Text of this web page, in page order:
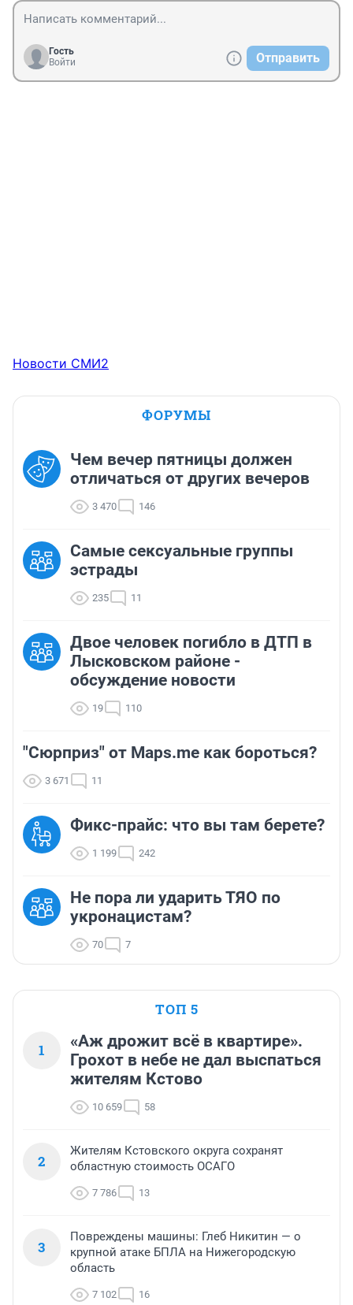
Гость
Войти
Отправить
Новости СМИ2
ФОРУМЫ
Чем вечер пятницы должен
отличаться от других вечеров
3 470 146
Самые сексуальные группы
эстрады
235 11
Двое человек погибло в ДТП в
Лысковском районе -
обсуждение новости
19 110
"Сюрприз" от Maps.me как бороться?
3 671 11
Фикс-прайс: что вы там берете?
1 199 242
Не пора ли ударить ТЯО по
укронацистам?
70 7
ТОП 5
1
«Аж дрожит всё в квартире».
Грохот в небе не дал выспаться
жителям Кстово
10 659 58
2
Жителям Кстовского округа сохранят
областную стоимость ОСАГО
7 786 13
3
Повреждены машины: Глеб Никитин — о
крупной атаке БПЛА на Нижегородскую
область
7 102 16